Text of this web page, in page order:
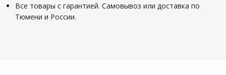
Все товары с гарантией. Самовывоз или доставка по
Тюмени и России.